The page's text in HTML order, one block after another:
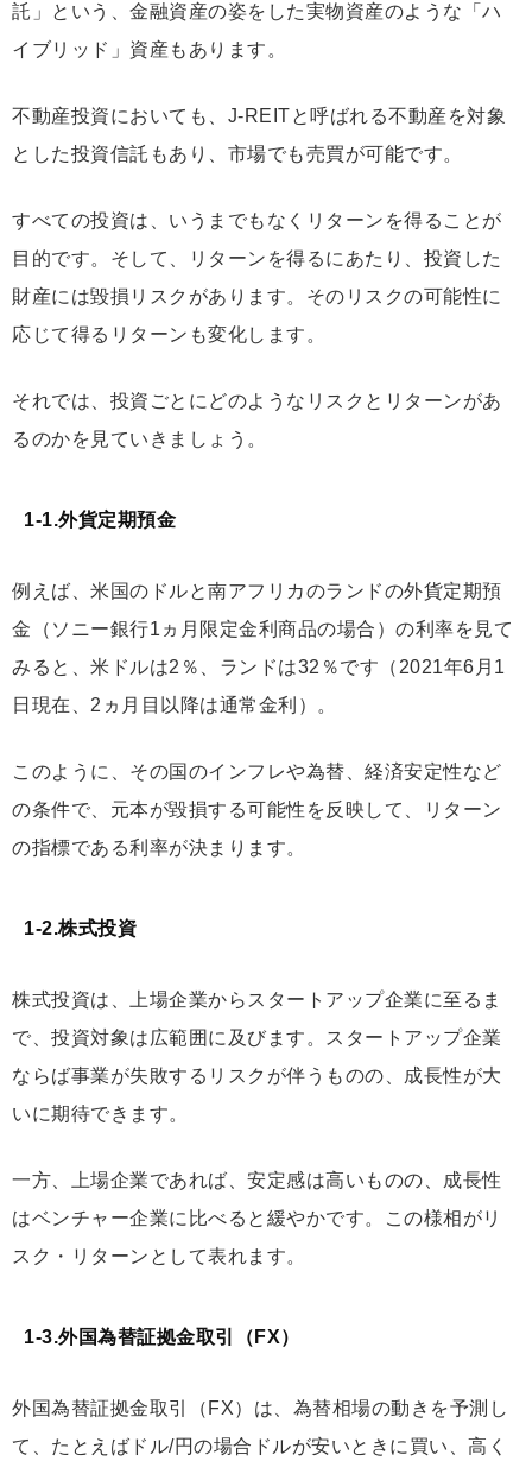
託」という、金融資産の姿をした実物資産のような「ハ
イブリッド」資産もあります。
不動産投資においても、J-REITと呼ばれる不動産を対象
とした投資信託もあり、市場でも売買が可能です。
すべての投資は、いうまでもなくリターンを得ることが
目的です。そして、リターンを得るにあたり、投資した
財産には毀損リスクがあります。そのリスクの可能性に
応じて得るリターンも変化します。
それでは、投資ごとにどのようなリスクとリターンがあ
るのかを見ていきましょう。
1-1.外貨定期預金
例えば、米国のドルと南アフリカのランドの外貨定期預
金（ソニー銀行1ヵ月限定金利商品の場合）の利率を見て
みると、米ドルは2％、ランドは32％です（2021年6月1
日現在、2ヵ月目以降は通常金利）。
このように、その国のインフレや為替、経済安定性など
の条件で、元本が毀損する可能性を反映して、リターン
の指標である利率が決まります。
1-2.株式投資
株式投資は、上場企業からスタートアップ企業に至るま
で、投資対象は広範囲に及びます。スタートアップ企業
ならば事業が失敗するリスクが伴うものの、成長性が大
いに期待できます。
一方、上場企業であれば、安定感は高いものの、成長性
はベンチャー企業に比べると緩やかです。この様相がリ
スク・リターンとして表れます。
1-3.外国為替証拠金取引（FX）
外国為替証拠金取引（FX）は、為替相場の動きを予測し
て、たとえばドル/円の場合ドルが安いときに買い、高く